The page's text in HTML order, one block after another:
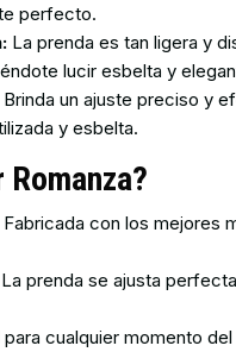
perfecto.
La prenda es tan ligera y
lucir esbelta y
Brinda un ajuste preciso y
y esbelta.
Fabricada con los mejores
La prenda se ajusta
para cualquier momento